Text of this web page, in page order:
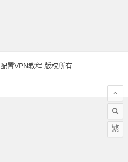
配置VPN教程版权所有.
繁